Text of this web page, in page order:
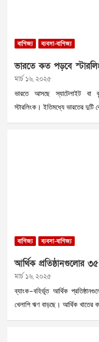
বাণিজ্য ব্যবসা-বাণিজ্য
ভারতে কত পড়বে
মার্চ ১৬, ২০২৫
ভারতে আসছে স্যাটেলাইট বা
স্টারলিংক। ইতিমধ্যে ভারতের দুটি
বাণিজ্য ব্যবসা-বাণিজ্য
আর্থিক প্রতিষ্ঠানগুলোর
মার্চ ১৬, ২০২৫
ব্যাংক–বহির্ভূত আর্থিক
খেলাপি ঋণ বাড়ছে। আর্থিক